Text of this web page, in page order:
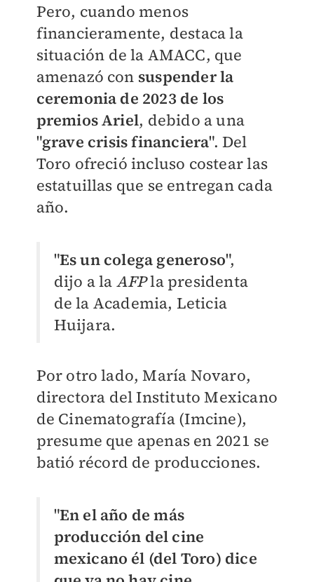
Pero, cuando menos
financieramente, destaca la
situación de la AMACC, que
amenazó con suspender la
ceremonia de 2023 de los
premios Ariel, debido a una
"grave crisis financiera". Del
Toro ofreció incluso costear las
estatuillas que se entregan cada
año.
"Es un colega generoso",
dijo a la AFPla presidenta
de la Academia, Leticia
Huijara.
Por otro lado, María Novaro,
directora delInstituto Mexicano
de Cinematografía (Imcine),
presume que apenas en 2021 se
batió récord de producciones.
"En el año de más
producción del cine
mexicano él (del Toro) dice